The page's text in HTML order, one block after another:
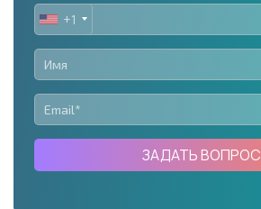
UNITED
STATES
+1
+1
ЗАДАТЬ ВОПРОС